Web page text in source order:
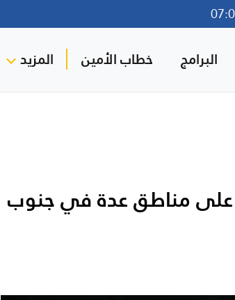
البرامج خطاب الأمين المزيد
على مناطق عدة في جنوب